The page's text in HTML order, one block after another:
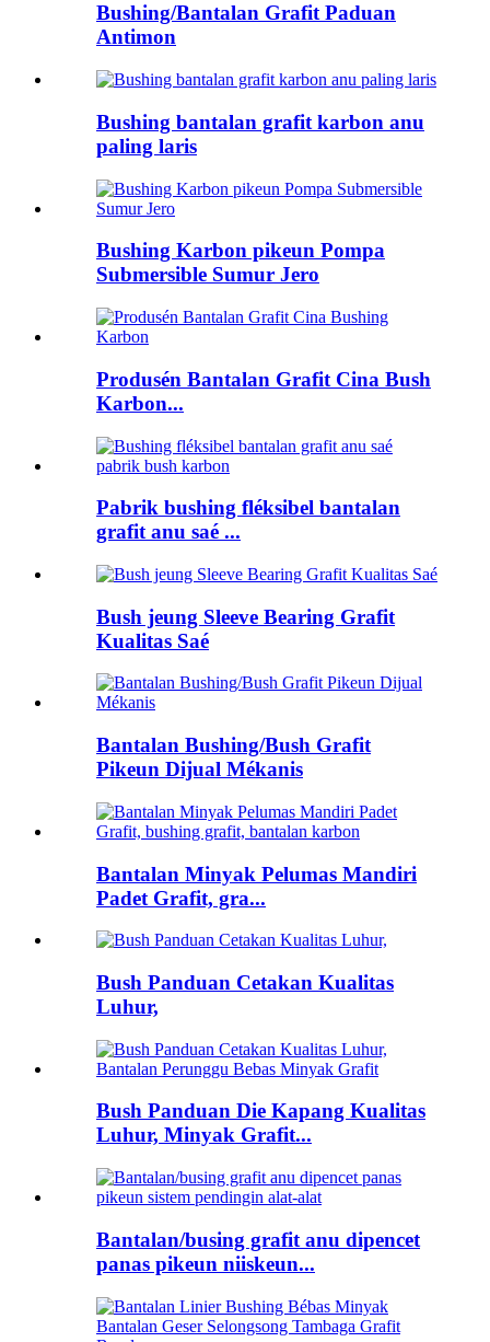
Bushing/Bantalan Grafit Paduan
Antimon
Bushing bantalan grafit karbon anu
paling laris
Bushing Karbon pikeun Pompa
Submersible Sumur Jero
Produsén Bantalan Grafit Cina Bush
Karbon...
Pabrik bushing fléksibel bantalan
grafit anu saé ...
Bush jeung Sleeve Bearing Grafit
Kualitas Saé
Bantalan Bushing/Bush Grafit
Pikeun Dijual Mékanis
Bantalan Minyak Pelumas Mandiri
Padet Grafit, gra...
Bush Panduan Cetakan Kualitas
Luhur,
Bush Panduan Die Kapang Kualitas
Luhur, Minyak Grafit...
Bantalan/busing grafit anu dipencet
panas pikeun niiskeun...